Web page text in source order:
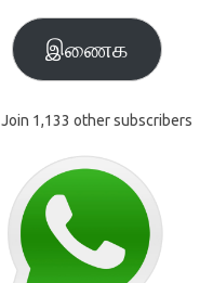
இணைக
Join 1,133 other subscribers